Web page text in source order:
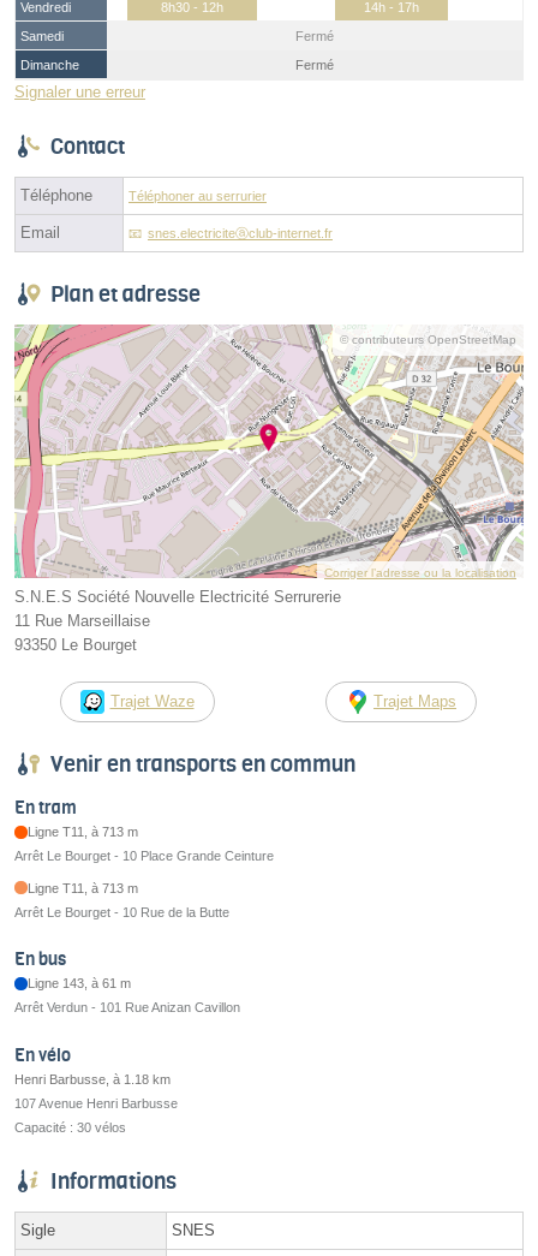
Vendredi
8h30 - 12h
14h - 17h
Samedi
Fermé
Dimanche
Fermé
Signaler une erreur
Contact
Téléphone Téléphoner au serrurier
Email snes.electriciteⓐclub-internet.fr
Plan et adresse
© contributeurs OpenStreetMap
Corriger l’adresse ou la localisation
S.N.E.S Société Nouvelle Electricité Serrurerie
11 Rue Marseillaise
93350 Le Bourget
Trajet Waze Trajet Maps
Venir en transports en commun
En tram
Ligne T11, à 713 m
Arrêt Le Bourget - 10 Place Grande Ceinture
Ligne T11, à 713 m
Arrêt Le Bourget - 10 Rue de la Butte
En bus
Ligne 143, à 61 m
Arrêt Verdun - 101 Rue Anizan Cavillon
En vélo
Henri Barbusse, à 1.18 km
107 Avenue Henri Barbusse
Capacité : 30 vélos
Informations
Sigle SNES